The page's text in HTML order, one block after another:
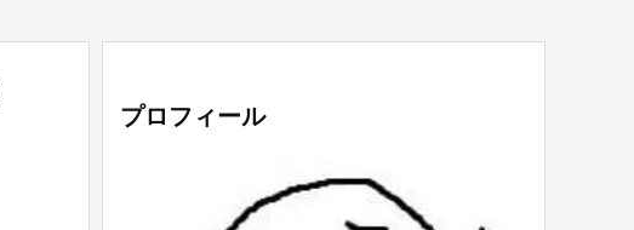
プロフィール